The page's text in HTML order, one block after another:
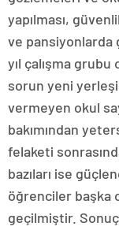
yapılması,
ve pansiyonlarda
yıl çalışma
sorun yeni
vermeyen okul
bakımından
felaketi
bazıları ise
öğrenciler başka
geçilmiştir.